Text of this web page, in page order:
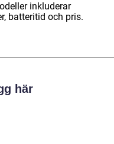
inkluderar
batteritid och pris.
här